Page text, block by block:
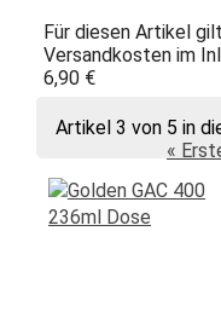
Für diesen Artikel
Versandkosten im
6,90 €
Artikel 3 von 5 in
«